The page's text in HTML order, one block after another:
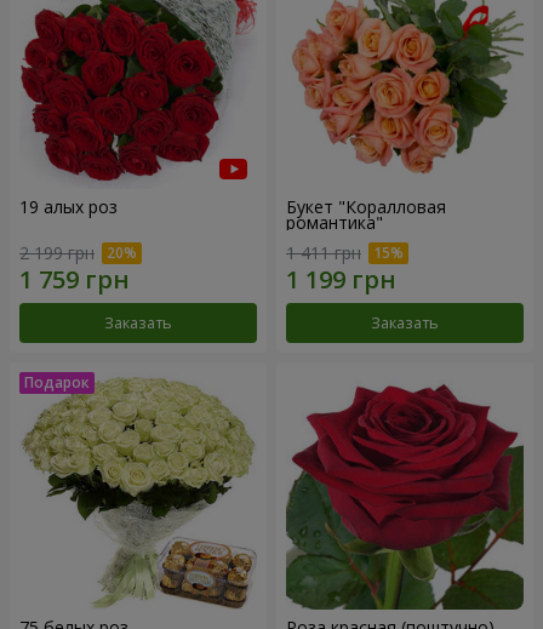
19 алых роз
2 199 грн
Заказать
Букет "Коралловая
романтика"
1 411 грн
Заказать